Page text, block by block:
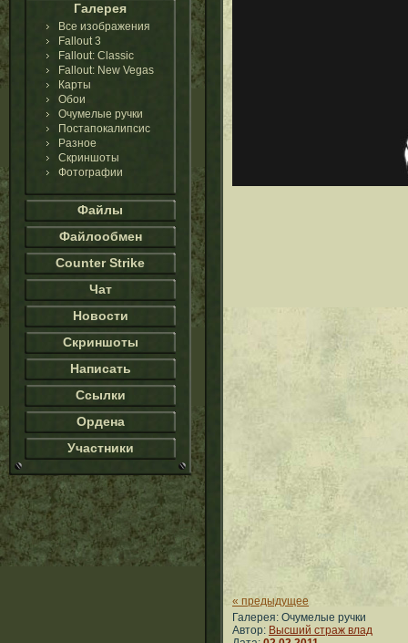
Галерея
Все изображения
Fallout 3
Fallout: Classic
Fallout: New Vegas
Карты
Обои
Очумелые ручки
Постапокалипсис
Разное
Скриншоты
Фотографии
Файлы
Файлообмен
Counter Strike
Чат
Новости
Скриншоты
Написать
Ссылки
Ордена
Участники
« предыдущее
Галерея: Очумелые ручки
Автор: Высший страж влад